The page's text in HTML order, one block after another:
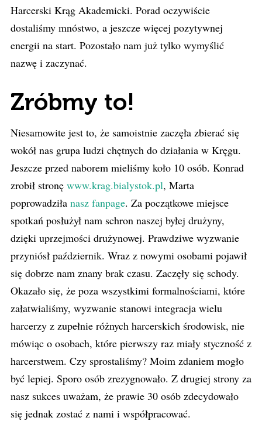
Harcerski Krąg Akademicki. Porad oczywiście
dostaliśmy mnóstwo, a jeszcze więcej pozytywnej
energii na start. Pozostało nam już tylko wymyślić
nazwę i zaczynać.
Zróbmy to!
Niesamowite jest to, że samoistnie zaczęła zbierać się
wokół nas grupa ludzi chętnych do działania w Kręgu.
Jeszcze przed naborem mieliśmy koło 10 osób. Konrad
zrobił stronę www.krag.bialystok.pl, Marta
poprowadziła nasz fanpage. Za początkowe miejsce
spotkań posłużył nam schron naszej byłej drużyny,
dzięki uprzejmości drużynowej. Prawdziwe wyzwanie
przyniósł październik. Wraz z nowymi osobami pojawił
się dobrze nam znany brak czasu. Zaczęły się schody.
Okazało się, że poza wszystkimi formalnościami, które
załatwialiśmy, wyzwanie stanowi integracja wielu
harcerzy z zupełnie różnych harcerskich środowisk, nie
mówiąc o osobach, które pierwszy raz miały styczność z
harcerstwem. Czy sprostaliśmy? Moim zdaniem mogło
być lepiej. Sporo osób zrezygnowało. Z drugiej strony za
nasz sukces uważam, że prawie 30 osób zdecydowało
się jednak zostać z nami i współpracować.